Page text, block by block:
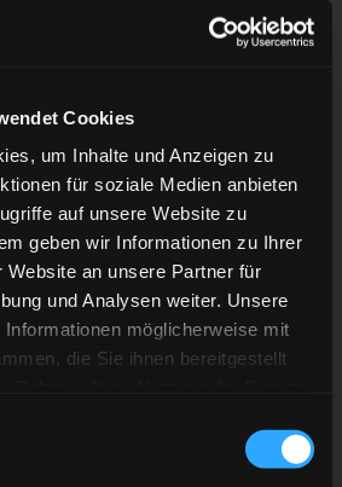
Cookies
um Inhalte und Anzeigen zu
für soziale Medien anbieten
auf unsere Website zu
geben wir Informationen zu Ihrer
Website an unsere Partner für
und Analysen weiter. Unsere
möglicherweise mit
die Sie ihnen bereitgestellt
einem Drittel. Das hatte die Rot-
begann mit einem kurzen
Hausherren trafen früh zum 4:6
(41:26). Doch die Gäste
Jakub Borzecki traf aus kurzer
Die mustergültige Vorlage kam
vierter Punkt an diesem Tag.
richtigen Zeitpunkt, um die
zu unterbrechen.
eine gute Nachricht.
die Löwen wieder Druck auf